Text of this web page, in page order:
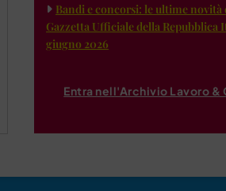
Bandi e concorsi: le ultime novità
Gazzetta Ufficiale della Repubblica
giugno 2026
Entra nell'Archivio Lavoro &